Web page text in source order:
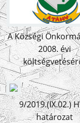
A Községi
2008. évi
9/2019.(IX.02.)
határozat